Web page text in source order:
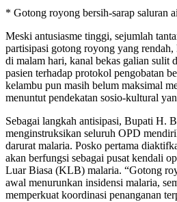
* Gotong royong bersih-sarap saluran
Meski antusiasme tinggi, sejumlah
partisipasi gotong royong yang
di malam hari, kanal bekas galian sulit
pasien terhadap protokol pengobatan
kelambu pun masih belum maksimal
menuntut pendekatan sosio-kultural
Sebagai langkah antisipasi, Bupati H.
menginstruksikan seluruh OPD
darurat malaria. Posko pertama
akan berfungsi sebagai pusat kendali
Luar Biasa (KLB) malaria. “Gotong
awal menurunkan insidensi malaria,
memperkuat koordinasi penanganan